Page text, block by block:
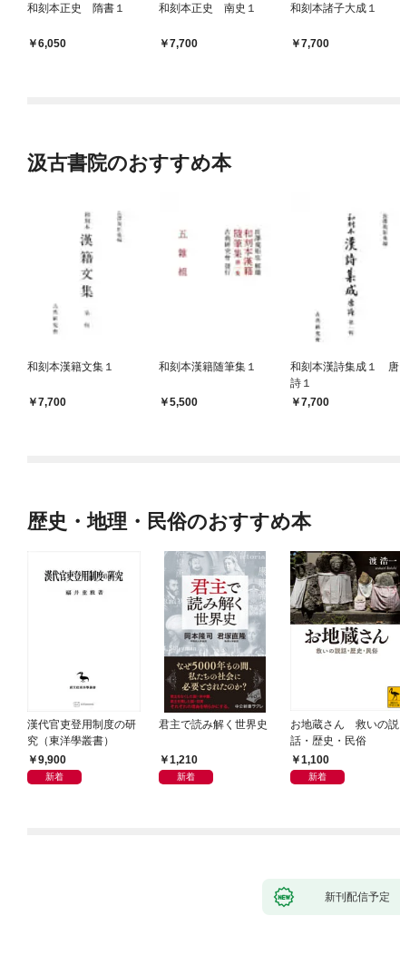
和刻本正史 隋書１
6,050
和刻本正史 南史１
7,700
和刻本諸子大成１
7,700
汲古書院のおすすめ本
和刻本漢籍文集１
7,700
和刻本漢籍随筆集１
5,500
和刻本漢詩集成１ 唐
詩１
7,700
歴史・地理・民俗のおすすめ本
漢代官吏登用制度の研
究（東洋學叢書）
9,900
新着
君主で読み解く世界史
1,210
新着
お地蔵さん 救いの説
話・歴史・民俗
1,100
新着
新刊配信予定